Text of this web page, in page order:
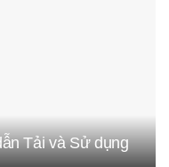
Tải và Sử dụng